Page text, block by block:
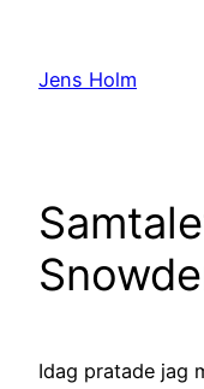
innehåll
Jens Holm
Idag pratade jag